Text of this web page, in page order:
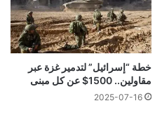
خطة “إسرائيل” لتدمير غزة عبر
مقاولين.. 1500$ عن كل مبنى
2025-07-16